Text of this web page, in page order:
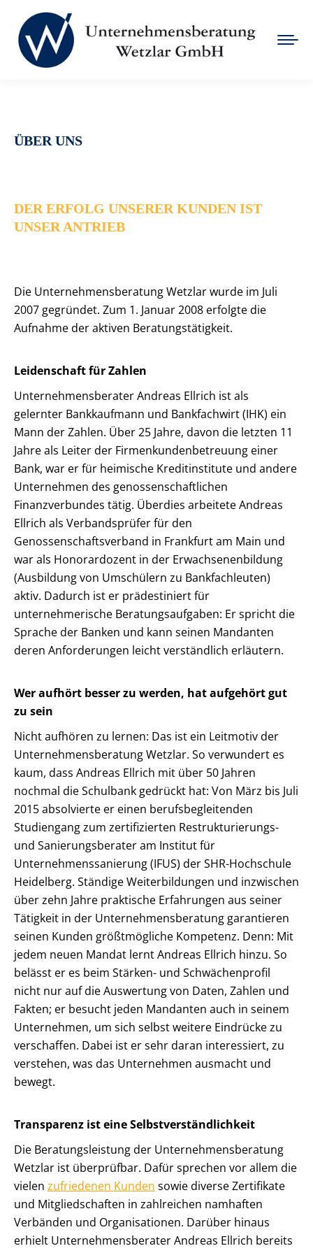
ÜBER UNS
DER ERFOLG UNSERER KUNDEN IST
UNSER ANTRIEB
Die Unternehmensberatung Wetzlar wurde im Juli
2007 gegründet. Zum 1. Januar 2008 erfolgte die
Aufnahme der aktiven Beratungstätigkeit.
Leidenschaft für Zahlen
Unternehmensberater Andreas Ellrich ist als
gelernter Bankkaufmann und Bankfachwirt (IHK) ein
Mann der Zahlen. Über 25 Jahre, davon die letzten 11
Jahre als Leiter der Firmenkundenbetreuung einer
Bank, war er für heimische Kreditinstitute und andere
Unternehmen des genossenschaftlichen
Finanzverbundes tätig. Überdies arbeitete Andreas
Ellrich als Verbandsprüfer für den
Genossenschaftsverband in Frankfurt am Main und
war als Honorardozent in der Erwachsenenbildung
(Ausbildung von Umschülern zu Bankfachleuten)
aktiv. Dadurch ist er prädestiniert für
unternehmerische Beratungsaufgaben: Er spricht die
Sprache der Banken und kann seinen Mandanten
deren Anforderungen leicht verständlich erläutern.
Wer aufhört besser zu werden, hat aufgehört gut
zu sein
Nicht aufhören zu lernen: Das ist ein Leitmotiv der
Unternehmensberatung Wetzlar. So verwundert es
kaum, dass Andreas Ellrich mit über 50 Jahren
nochmal die Schulbank gedrückt hat: Von März bis Juli
2015 absolvierte er einen berufsbegleitenden
Studiengang zum zertifizierten Restrukturierungs-
und Sanierungsberater am Institut für
Unternehmenssanierung (IFUS) der SHR-Hochschule
Heidelberg. Ständige Weiterbildungen und inzwischen
über zehn Jahre praktische Erfahrungen aus seiner
Tätigkeit in der Unternehmensberatung garantieren
seinen Kunden größtmögliche Kompetenz. Denn: Mit
jedem neuen Mandat lernt Andreas Ellrich hinzu. So
belässt er es beim Stärken- und Schwächenprofil
nicht nur auf die Auswertung von Daten, Zahlen und
Fakten; er besucht jeden Mandanten auch in seinem
Unternehmen, um sich selbst weitere Eindrücke zu
verschaffen. Dabei ist er sehr daran interessiert, zu
verstehen, was das Unternehmen ausmacht und
bewegt.
Transparenz ist eine Selbstverständlichkeit
Die Beratungsleistung der Unternehmensberatung
Wetzlar ist überprüfbar. Dafür sprechen vor allem die
vielen zufriedenen Kunden sowie diverse Zertifikate
und Mitgliedschaften in zahlreichen namhaften
Verbänden und Organisationen. Darüber hinaus
erhielt Unternehmensberater Andreas Ellrich bereits